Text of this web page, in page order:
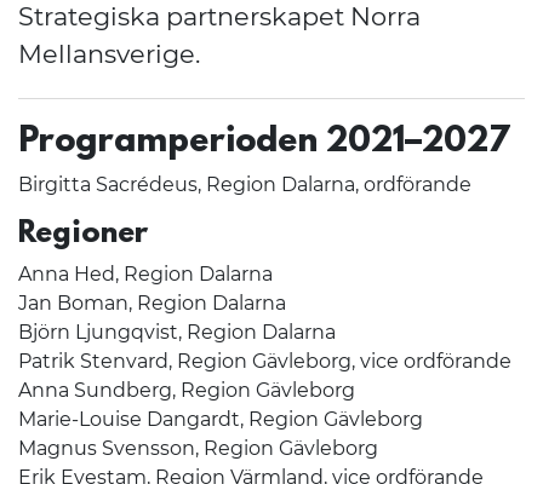
Strategiska partnerskapet Norra
Mellansverige.
Programperioden 2021­–2027
Birgitta Sacrédeus, Region Dalarna, ordförande
Regioner
Anna Hed, Region Dalarna
Jan Boman, Region Dalarna
Björn Ljungqvist, Region Dalarna
Patrik Stenvard, Region Gävleborg, vice ordförande
Anna Sundberg, Region Gävleborg
Marie-Louise Dangardt, Region Gävleborg
Magnus Svensson, Region Gävleborg
Erik Evestam, Region Värmland, vice ordförande